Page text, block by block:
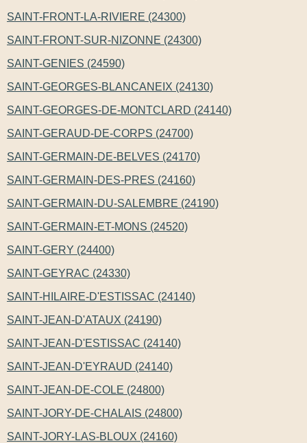
SAINT-FRONT-LA-RIVIERE (24300)
SAINT-FRONT-SUR-NIZONNE (24300)
SAINT-GENIES (24590)
SAINT-GEORGES-BLANCANEIX (24130)
SAINT-GEORGES-DE-MONTCLARD (24140)
SAINT-GERAUD-DE-CORPS (24700)
SAINT-GERMAIN-DE-BELVES (24170)
SAINT-GERMAIN-DES-PRES (24160)
SAINT-GERMAIN-DU-SALEMBRE (24190)
SAINT-GERMAIN-ET-MONS (24520)
SAINT-GERY (24400)
SAINT-GEYRAC (24330)
SAINT-HILAIRE-D'ESTISSAC (24140)
SAINT-JEAN-D'ATAUX (24190)
SAINT-JEAN-D'ESTISSAC (24140)
SAINT-JEAN-D'EYRAUD (24140)
SAINT-JEAN-DE-COLE (24800)
SAINT-JORY-DE-CHALAIS (24800)
SAINT-JORY-LAS-BLOUX (24160)